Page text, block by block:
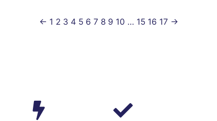
← 1 2 3 4 5 6 7 8 9 10 … 15 16 17 →